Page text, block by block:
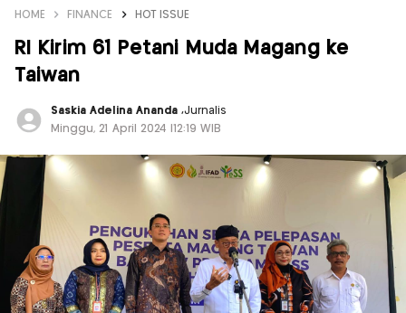
HOME FINANCE HOT ISSUE
RI Kirim 61 Petani Muda Magang ke
Taiwan
Saskia Adelina Ananda,Jurnalis
Minggu, 21 April 2024 |12:19 WIB